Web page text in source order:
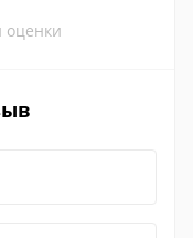
оценки